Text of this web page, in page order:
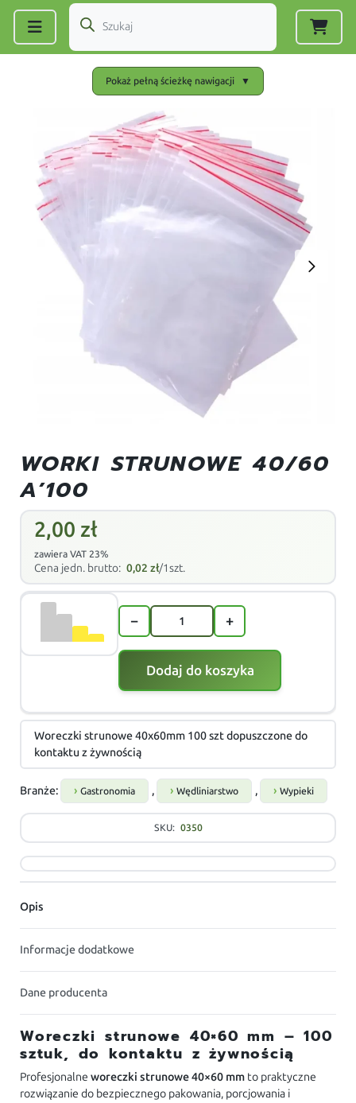
Pokaż pełną ścieżkę nawigacji ▼
WORKI STRUNOWE 40/60
A’100
2,00 zł
zawiera VAT 23%
Cena jedn. brutto: 0,02zł/1szt.
− +
Dodaj do koszyka
Woreczki strunowe 40x60mm 100 szt dopuszczone do
kontaktu z żywnością
Branże: Gastronomia , Wędliniarstwo , Wypieki
SKU: 0350
Opis
Informacje dodatkowe
Dane producenta
Woreczki strunowe 40×60 mm – 100
sztuk, do kontaktu z żywnością
Profesjonalneworeczki strunowe 40×60 mm to praktyczne
rozwiązanie do bezpiecznego pakowania, porcjowania i